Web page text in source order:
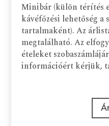
Minibár (külön térítés
kávéfőzési lehetőség a
tartalmaként). Az
megtalálható. Az
ételeket
információért kérjük,